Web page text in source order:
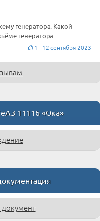
генератора. Какой
генератора
1 12 сентября 2023
11116 «Ока»